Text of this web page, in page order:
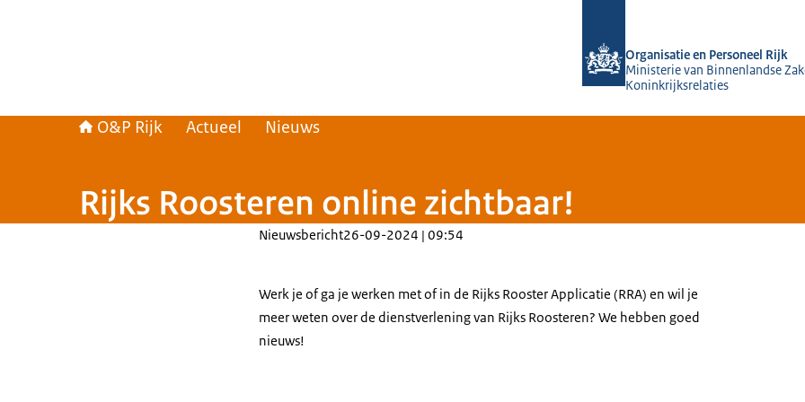
Organisatie en Personeel Rijk
Ministerie van Binnenlandse
Koninkrijksrelaties
O&P Rijk Actueel Nieuws
Rijks Roosteren online zichtbaar!
Nieuwsbericht26-09-2024 | 09:54
Werk je of ga je werken met of in de Rijks Rooster Applicatie (RRA) en wil je
meer weten over de dienstverlening van Rijks Roosteren? We hebben goed
nieuws!